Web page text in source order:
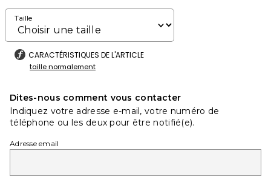
Taille
CARACTÉRISTIQUES DE L'ARTICLE
taille normalement
Dites-nous comment vous contacter
Indiquez votre adresse e-mail, votre numéro de
téléphone ou les deux pour être notifié(e).
Adresse email